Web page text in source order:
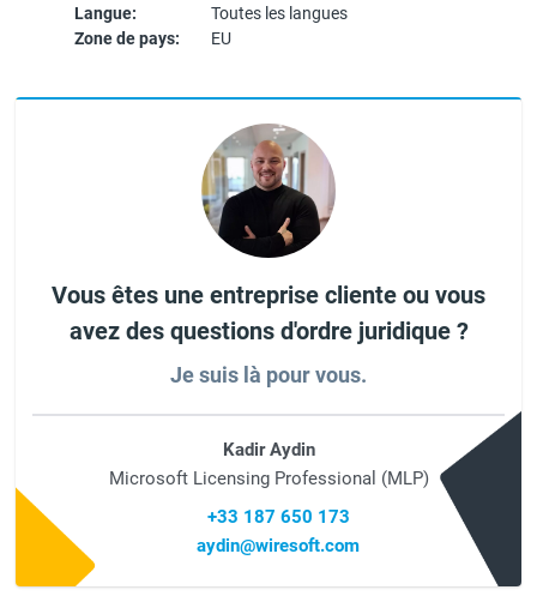
Langue:
Toutes les langues
Zone de pays:
EU
Vous êtes une entreprise cliente ou vous
avez des questions d'ordre juridique ?
Je suis là pour vous.
Kadir Aydin
Microsoft Licensing Professional (MLP)
+33 187 650 173
aydin@wiresoft.com